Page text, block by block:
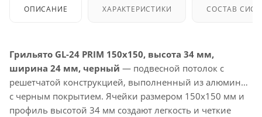
ОПИСАНИЕ ХАРАКТЕРИСТИКИ СОСТАВ
Грильято GL-24 PRIM 150x150, высота 34 мм,
ширина 24 мм, черный — подвесной потолок с
решетчатой конструкцией, выполненный из алюминия
с черным покрытием. Ячейки размером 150x150 мм и
профиль высотой 34 мм создают легкость и четкие